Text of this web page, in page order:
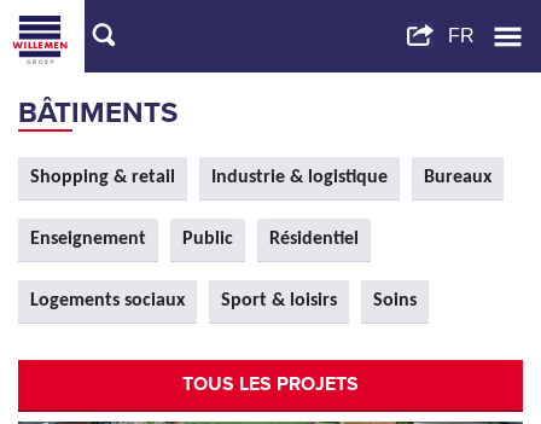
BÂTIMENTS
Shopping & retail Industrie & logistique Bureaux
Enseignement Public Résidentiel
Logements sociaux Sport & loisirs Soins
TOUS LES PROJETS